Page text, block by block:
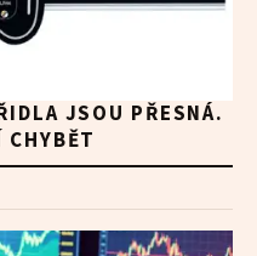
JSOU PŘESNÁ.